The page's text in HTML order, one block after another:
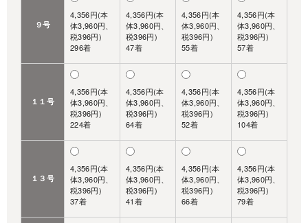
９号
4,356円(本
体3,960円、
税396円)
296着
4,356円(本
体3,960円、
税396円)
47着
4,356円(本
体3,960円、
税396円)
55着
4,356円(本
体3,960円、
税396円)
57着
１１号
4,356円(本
体3,960円、
税396円)
224着
4,356円(本
体3,960円、
税396円)
64着
4,356円(本
体3,960円、
税396円)
52着
4,356円(本
体3,960円、
税396円)
104着
１３号
4,356円(本
体3,960円、
税396円)
37着
4,356円(本
体3,960円、
税396円)
41着
4,356円(本
体3,960円、
税396円)
66着
4,356円(本
体3,960円、
税396円)
79着